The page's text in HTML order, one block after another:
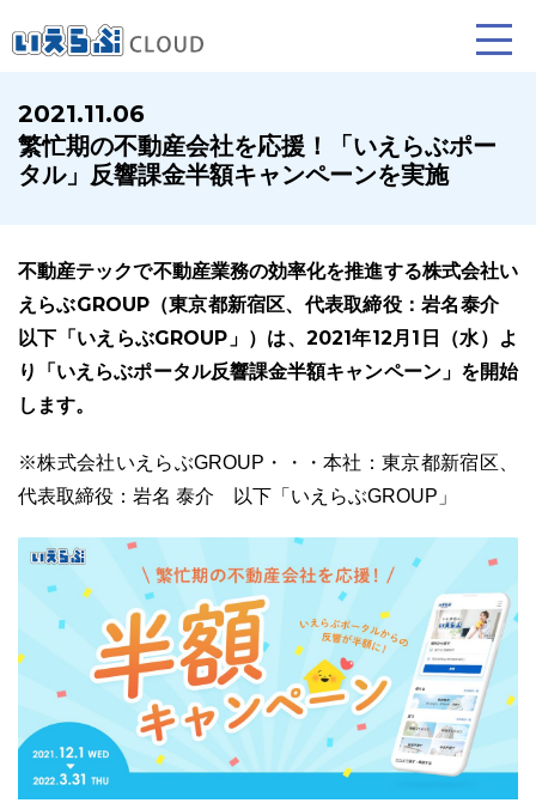
賃貸仲介 売買仲介 賃貸管理
ホームページ制作について プラン紹介･制作の流れ
ユーザーインタビュー ホームページ制作実績
2021.11.06
繁忙期の不動産会社を応援！「いえらぶポー
タル」反響課金半額キャンペーンを実施
不動産テックで不動産業務の効率化を推進する株式会社い
えらぶGROUP（東京都新宿区、代表取締役：岩名泰介
以下「いえらぶGROUP」）は、2021年12月1日（水）よ
り「いえらぶポータル反響課金半額キャンペーン」を開始
します。
※株式会社いえらぶGROUP・・・本社：東京都新宿区、
代表取締役：岩名 泰介 以下「いえらぶGROUP」